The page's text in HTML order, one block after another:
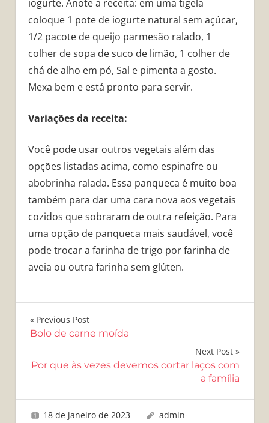
iogurte. Anote a receita: em uma tigela
coloque 1 pote de iogurte natural sem açúcar,
1/2 pacote de queijo parmesão ralado, 1
colher de sopa de suco de limão, 1 colher de
chá de alho em pó, Sal e pimenta a gosto.
Mexa bem e está pronto para servir.
Variações da receita:
Você pode usar outros vegetais além das
opções listadas acima, como espinafre ou
abobrinha ralada. Essa panqueca é muito boa
também para dar uma cara nova aos vegetais
cozidos que sobraram de outra refeição. Para
uma opção de panqueca mais saudável, você
pode trocar a farinha de trigo por farinha de
aveia ou outra farinha sem glúten.
Navegação
Post
Previous Post
Bolo de carne moída
Next Post
Por que às vezes devemos cortar laços com
a família
18 de janeiro de 2023
admin-